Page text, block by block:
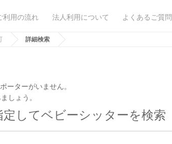
利用の流れ 法人利用について よくあるご質問
詳細検索
ーターがいません。
しょう。
してベビーシッターを検索